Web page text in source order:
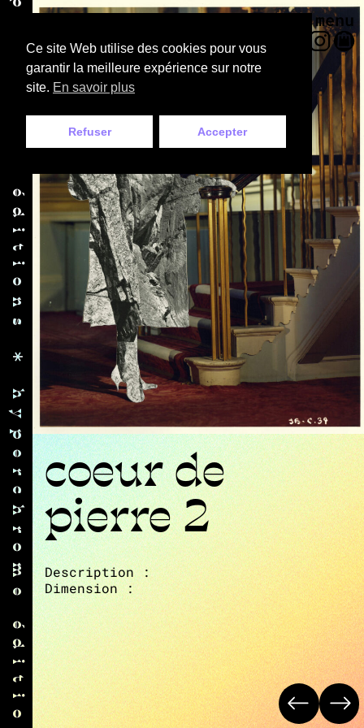
menu
coeur de
pierre 2
Description :
Dimension :
Ce site Web utilise des cookies pour vous
garantir la meilleure expérience sur notre
site. En savoir plus
Refuser Accepter